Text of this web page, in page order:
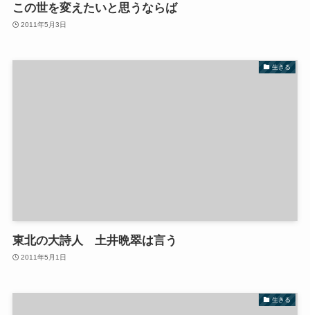
この世を変えたいと思うならば
2011年5月3日
生きる
東北の大詩人 土井晩翠は言う
2011年5月1日
生きる